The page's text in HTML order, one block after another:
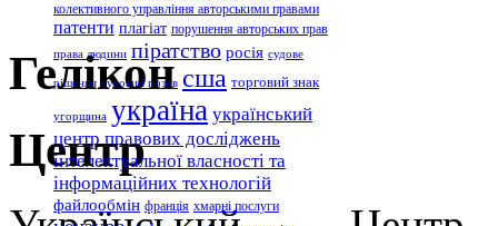
колективного управління авторськими правами
патенти плагіат порушення авторських прав
права людини піратство росія судове
рішення судовий позов сша торговий знак
угорщина україна український
центр правових досліджень
інтелектуальної власності та
інформаційних технологій
файлообмін франція хмарні послуги
Гелікон
Центр